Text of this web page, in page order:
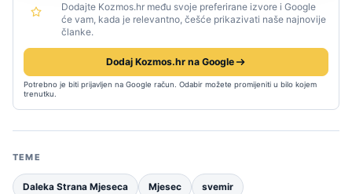
Dodajte Kozmos.hr među svoje preferirane izvore i Google
će vam, kada je relevantno, češće prikazivati naše najnovije
članke.
Dodaj Kozmos.hr na Google
Potrebno je biti prijavljen na Google račun. Odabir možete promijeniti u bilo kojem
trenutku.
TEME
Daleka Strana Mjeseca Mjesec svemir